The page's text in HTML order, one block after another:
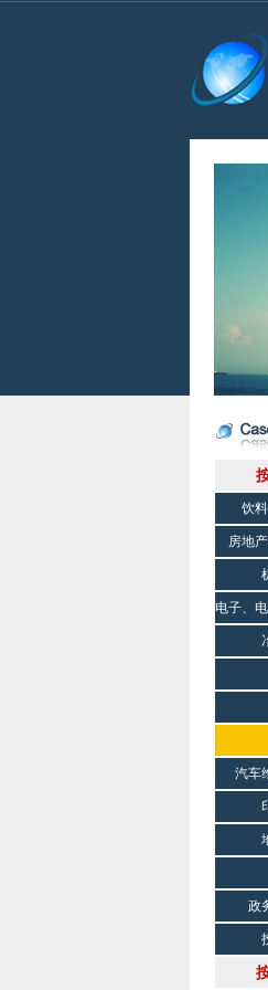
饮
房地
电子、
汽车
政